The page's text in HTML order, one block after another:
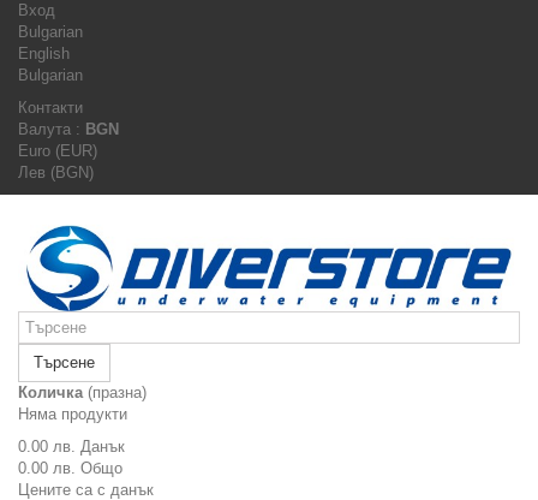
Вход
Bulgarian
English
Bulgarian
Контакти
Валута : BGN
Euro (EUR)
Лев (BGN)
Търсене
Количка (празна)
Няма продукти
0.00 лв. Данък
0.00 лв. Общо
Цените са с данък